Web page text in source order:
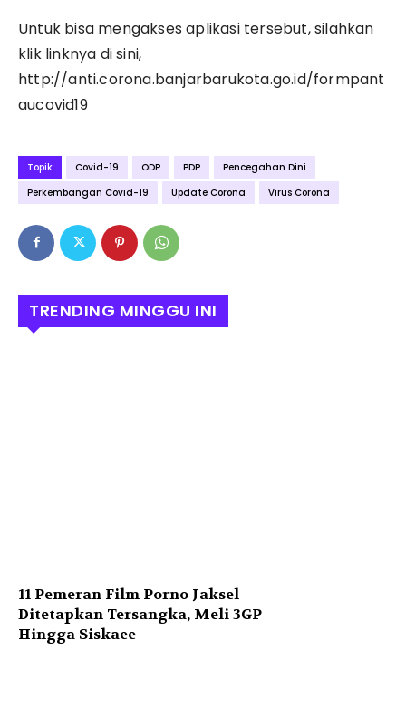
Untuk bisa mengakses aplikasi tersebut, silahkan
klik linknya di sini,
http://anti.corona.banjarbarukota.go.id/formpant
aucovid19
Topik Covid-19 ODP PDP
Pencegahan Dini
Perkembangan Covid-19
Update Corona Virus Corona
TRENDING MINGGU INI
11 Pemeran Film Porno Jaksel
Ditetapkan Tersangka, Meli 3GP
Hingga Siskaee